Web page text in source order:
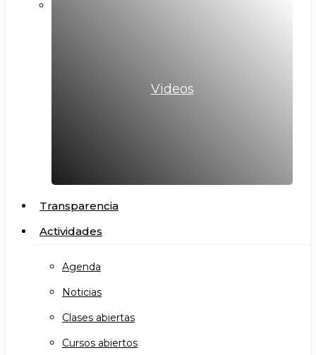
Videos
Transparencia
Actividades
Agenda
Noticias
Clases abiertas
Cursos abiertos